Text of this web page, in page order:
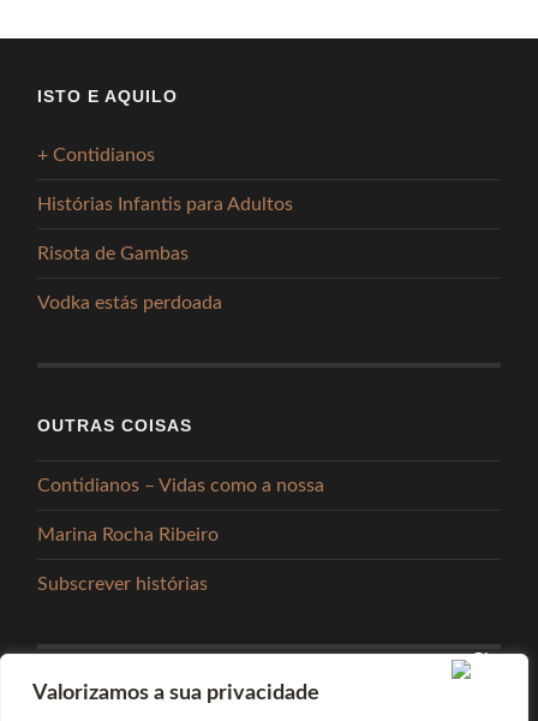
Valorizamos a sua privacidade
ISTO E AQUILO
+ Contidianos
Histórias Infantis para Adultos
Risota de Gambas
Vodka estás perdoada
OUTRAS COISAS
Contidianos – Vidas como a nossa
Marina Rocha Ribeiro
Subscrever histórias